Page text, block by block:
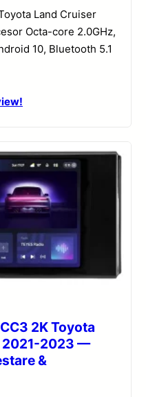
Land Cruiser
Octa-core 2.0GHz,
10, Bluetooth 5.1
2K Toyota
2021-2023 —
&